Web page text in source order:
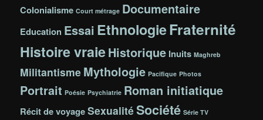
Colonialisme Court métrage Documentaire
Education Essai EthnologieFraternité
Histoire vraieHistorique Inuits Maghreb
Militantisme Mythologie Pacifique Photos
Portrait Poésie Psychiatrie Roman initiatique
Récit de voyageSexualitéSociété Série TV